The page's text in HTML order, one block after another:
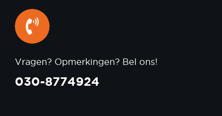
Vragen? Opmerkingen? Bel ons!
030-8774924